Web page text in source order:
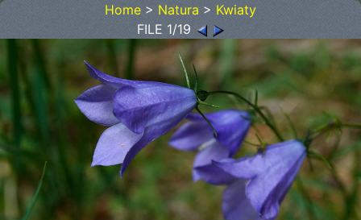
Home > Natura > Kwiaty
FILE 1/19